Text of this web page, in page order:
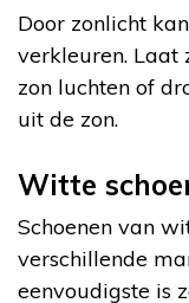
Door zonlicht
verkleuren. Laat
zon luchten of
uit de zon.
Witte
Schoenen van
verschillende
eenvoudigste is